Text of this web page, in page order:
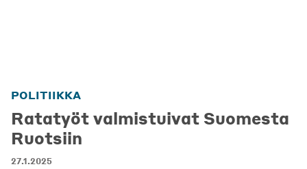
POLITIIKKA
Ratatyöt valmistuivat Suomesta
Ruotsiin
27.1.2025